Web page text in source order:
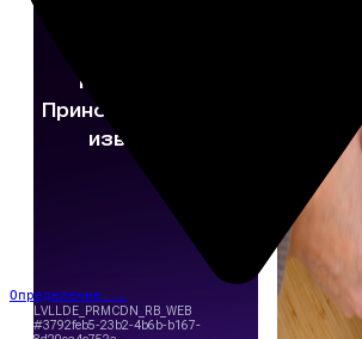
Определение...